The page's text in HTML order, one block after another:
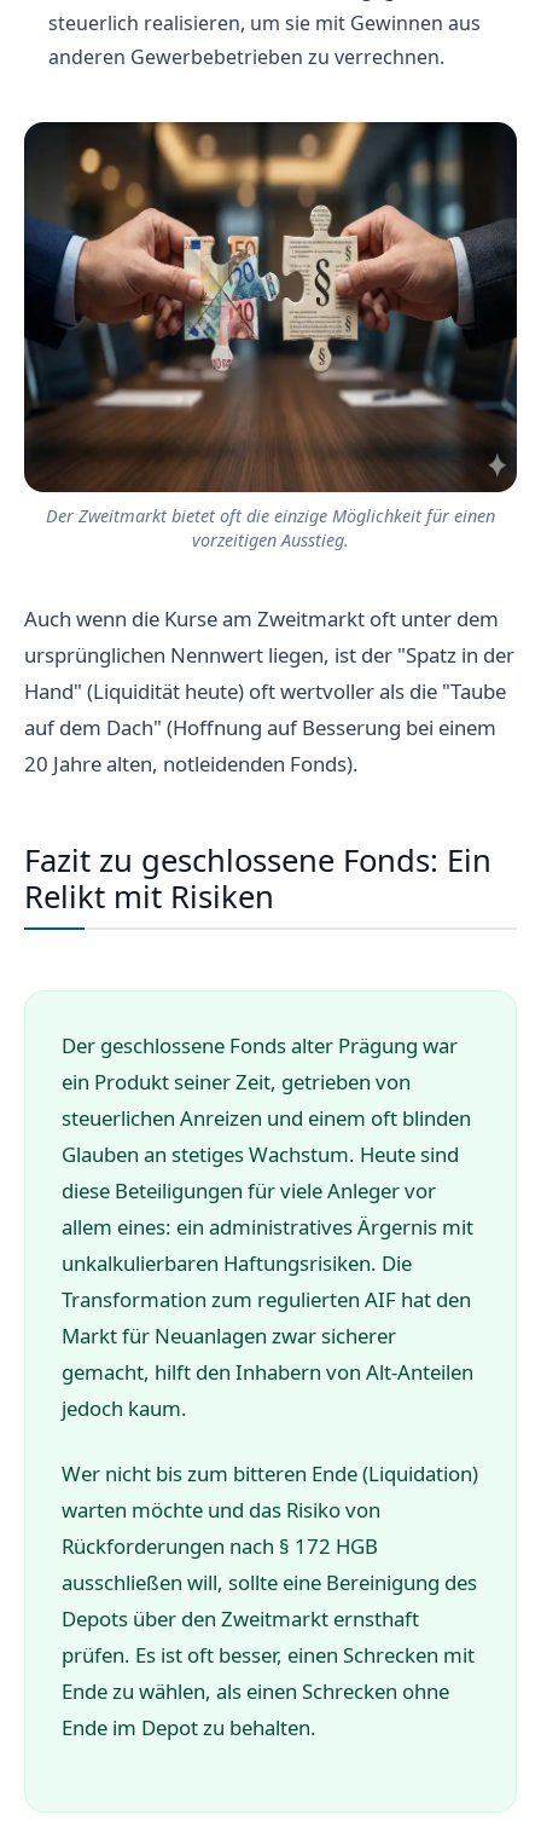
steuerlich realisieren, um sie mit Gewinnen aus
anderen Gewerbebetrieben zu verrechnen.
Der Zweitmarkt bietet oft die einzige Möglichkeit für einen
vorzeitigen Ausstieg.
Auch wenn die Kurse am Zweitmarkt oft unter dem
ursprünglichen Nennwert liegen, ist der "Spatz in der
Hand" (Liquidität heute) oft wertvoller als die "Taube
auf dem Dach" (Hoffnung auf Besserung bei einem
20 Jahre alten, notleidenden Fonds).
Fazit zu geschlossene Fonds: Ein
Relikt mit Risiken
Der geschlossene Fonds alter Prägung war
ein Produkt seiner Zeit, getrieben von
steuerlichen Anreizen und einem oft blinden
Glauben an stetiges Wachstum. Heute sind
diese Beteiligungen für viele Anleger vor
allem eines: ein administratives Ärgernis mit
unkalkulierbaren Haftungsrisiken. Die
Transformation zum regulierten AIF hat den
Markt für Neuanlagen zwar sicherer
gemacht, hilft den Inhabern von Alt-Anteilen
jedoch kaum.
Wer nicht bis zum bitteren Ende (Liquidation)
warten möchte und das Risiko von
Rückforderungen nach § 172 HGB
ausschließen will, sollte eine Bereinigung des
Depots über den Zweitmarkt ernsthaft
prüfen. Es ist oft besser, einen Schrecken mit
Ende zu wählen, als einen Schrecken ohne
Ende im Depot zu behalten.